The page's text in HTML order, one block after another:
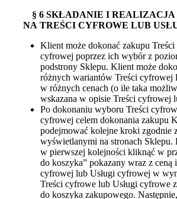
§ 6 SKŁADANIE I
NA TREŚCI CYFROWE LUB
Klient może dokonać zakupu
cyfrowej poprzez ich wybór z
podstrony Sklepu. Klient może
różnych wariantów Treści cyfrowej
w różnych cenach (o ile taka
wskazana w opisie Treści cyfrowej
Po dokonaniu wyboru Treści
cyfrowej celem dokonania zakupu
podejmować kolejne kroki zgodnie
wyświetlanymi na stronach
w pierwszej kolejności kliknąć w
do koszyka” pokazany wraz z ceną
cyfrowej lub Usługi cyfrowej w
Treści cyfrowe lub Usługi cyfrowe
do koszyka zakupowego.